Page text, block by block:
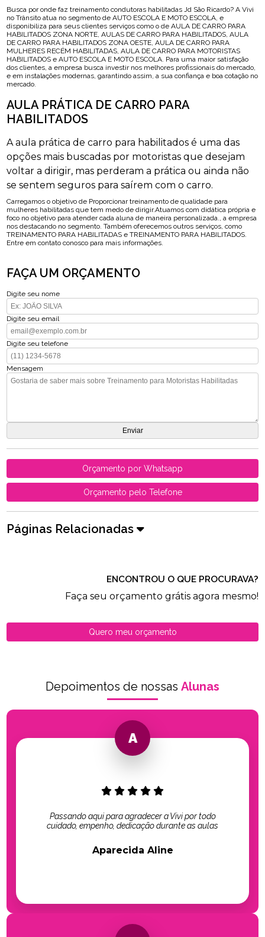
Busca por onde faz treinamento condutoras habilitadas Jd São Ricardo? A Vivi
no Trânsito atua no segmento de AUTO ESCOLA E MOTO ESCOLA, e
disponibiliza para seus clientes serviços como o de AULA DE CARRO PARA
HABILITADOS ZONA NORTE, AULAS DE CARRO PARA HABILITADOS, AULA
DE CARRO PARA HABILITADOS ZONA OESTE, AULA DE CARRO PARA
MULHERES RECÉM HABILITADAS, AULA DE CARRO PARA MOTORISTAS
HABILITADOS e AUTO ESCOLA E MOTO ESCOLA. Para uma maior satisfação
dos clientes, a empresa busca investir nos melhores profissionais do mercado,
e em instalações modernas, garantindo assim, a sua confiança e boa cotação no
mercado.
AULA PRÁTICA DE CARRO PARA
HABILITADOS
A aula prática de carro para habilitados é uma das
opções mais buscadas por motoristas que desejam
voltar a dirigir, mas perderam a prática ou ainda não
se sentem seguros para saírem com o carro.
Carregamos o objetivo de Proporcionar treinamento de qualidade para
mulheres habilitadas que tem medo de dirigir.Atuamos com didática própria e
foco no objetivo para atender cada aluna de maneira personalizada., a empresa
nos destacando no segmento. Também oferecemos outros serviços, como
TREINAMENTO PARA HABILITADAS e TREINAMENTO PARA HABILITADOS.
Entre em contato conosco para mais informações.
FAÇA UM ORÇAMENTO
Digite seu nome
Digite seu email
Digite seu telefone
Mensagem
Orçamento por Whatsapp
Orçamento pelo Telefone
Páginas Relacionadas
ENCONTROU O QUE PROCURAVA?
Faça seu orçamento grátis agora mesmo!
Quero meu orçamento
Depoimentos de nossas Alunas
Passando aqui para agradecer a Vivi por todo
cuidado, empenho, dedicação durante as aulas
Aparecida Aline